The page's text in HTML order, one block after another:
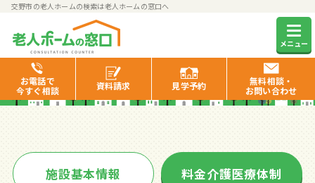
交野市の老人ホームの検索は老人ホームの窓口へ
メニュー
お電話で
今すぐ相談
資料請求 見学予約
無料相談・
お問い合わせ
フォーユー交野
施設基本情報 料金介護医療体制